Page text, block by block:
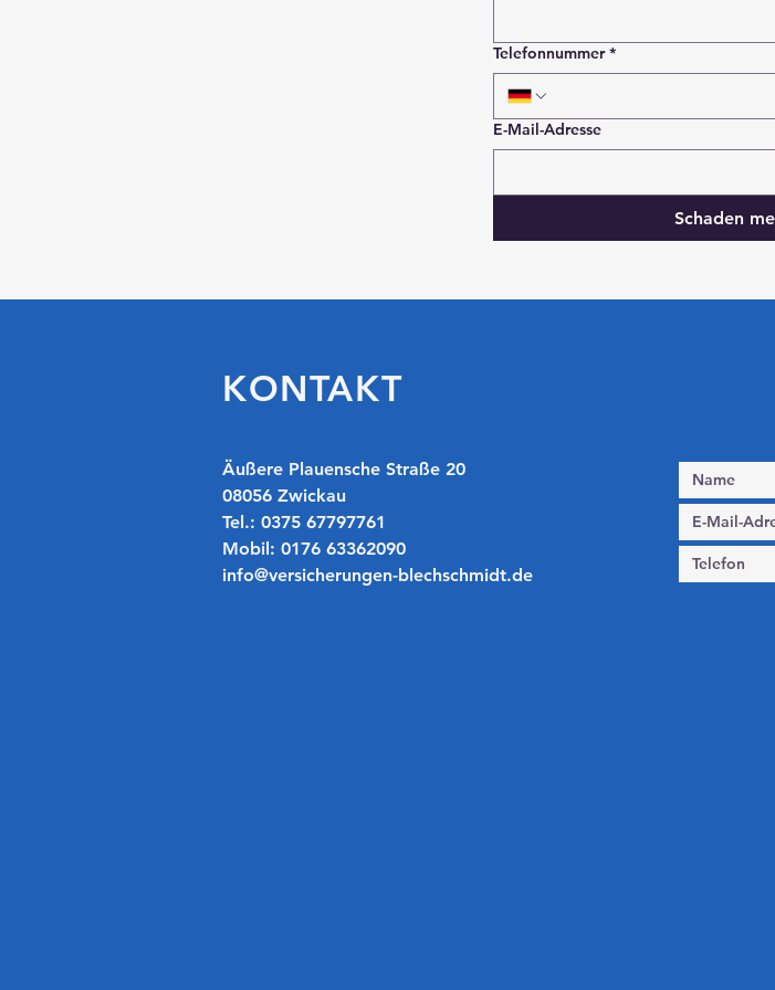
Telefonnummer *
E-Mail-Adresse
Schaden
KONTAKT
​​Äußere Plauensche Straße 20
08056 Zwickau
Tel.: 0375 67797761
Mobil: 0176 63362090
info@versicherungen-blechschmidt.de